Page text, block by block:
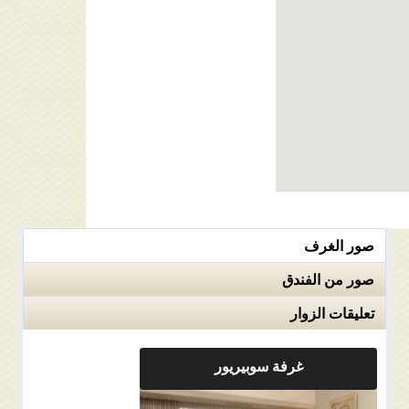
صور الغرف
صور من الفندق
تعليقات الزوار
غرفة سوبيريور
ملاحضات الغرفة